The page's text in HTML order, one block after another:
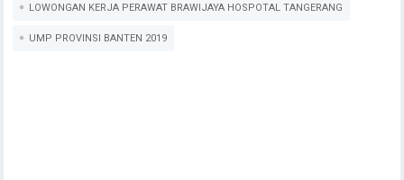
LOWONGAN KERJA PERAWAT BRAWIJAYA HOSPOTAL TANGERANG
UMP PROVINSI BANTEN 2019